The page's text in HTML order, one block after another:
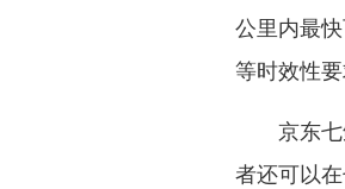
公里内最
等时效性
京东七
者还可以